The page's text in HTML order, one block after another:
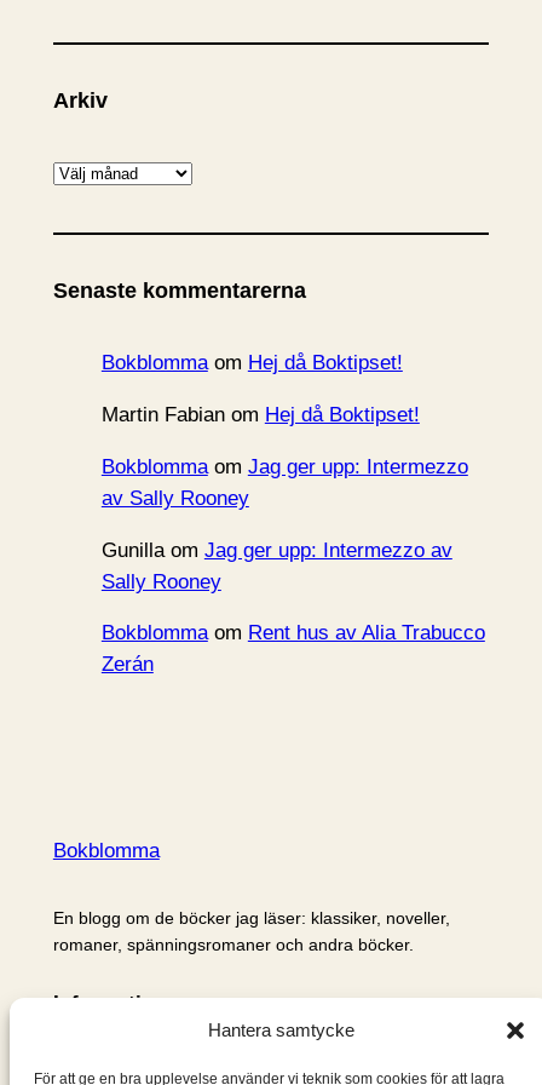
Hantera samtycke
För att ge en bra upplevelse använder vi teknik som cookies för att lagra
Arkiv
A
k
v
Senaste kommentarerna
Bokblommaom Hej då Boktipset!
Martin Fabianom Hej då Boktipset!
Bokblommaom Jag ger upp: Intermezzo
av Sally Rooney
Gunillaom Jag ger upp: Intermezzo av
Sally Rooney
Bokblommaom Rent hus av Alia Trabucco
Zerán
Bokblomma
En blogg om de böcker jag läser: klassiker, noveller,
romaner, spänningsromaner och andra böcker.
Information
Om mig & om bloggen